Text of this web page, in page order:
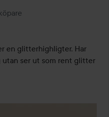
en glitterhighligter. Har
ser ut som rent glitter